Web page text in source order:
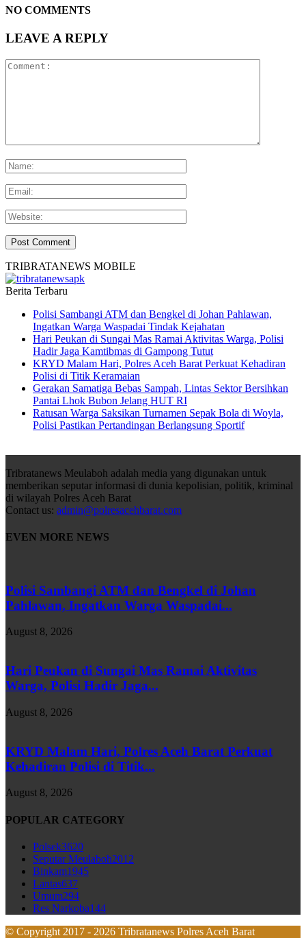
NO COMMENTS
LEAVE A REPLY
TRIBRATANEWS MOBILE
Berita Terbaru
Polisi Sambangi ATM dan Bengkel di Johan Pahlawan,
Ingatkan Warga Waspadai Tindak Kejahatan
Hari Peukan di Sungai Mas Ramai Aktivitas Warga, Polisi
Hadir Jaga Kamtibmas di Gampong Tutut
KRYD Malam Hari, Polres Aceh Barat Perkuat Kehadiran
Polisi di Titik Keramaian
Gerakan Samatiga Bebas Sampah, Lintas Sektor Bersihkan
Pantai Lhok Bubon Jelang HUT RI
Ratusan Warga Saksikan Turnamen Sepak Bola di Woyla,
Polisi Pastikan Pertandingan Berlangsung Sportif
Tribratanews Meulaboh adalah media yang digunakan untuk
memberikan seputar informasi di dunia kepolisian, politik, kriminal
di wilayah Polres Aceh Barat
Contact us: admin@polresacehbarat.com
EVEN MORE NEWS
Polisi Sambangi ATM dan Bengkel di Johan
Pahlawan, Ingatkan Warga Waspadai...
August 8, 2026
Hari Peukan di Sungai Mas Ramai Aktivitas
Warga, Polisi Hadir Jaga...
August 8, 2026
KRYD Malam Hari, Polres Aceh Barat Perkuat
Kehadiran Polisi di Titik...
August 8, 2026
POPULAR CATEGORY
Polsek3620
Seputar Meulaboh2012
Binkam1945
Lantas637
Umum294
Res Narkoba144
© Copyright 2017 - 2026 Tribratanews Polres Aceh Barat